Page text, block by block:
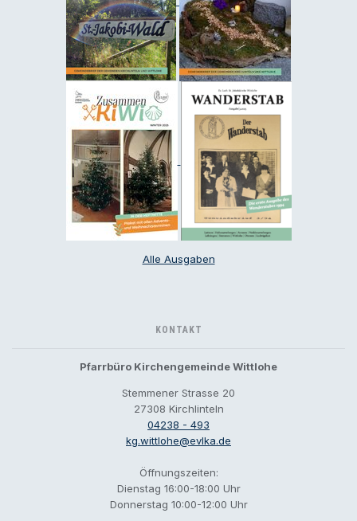
Alle Ausgaben
KONTAKT
Pfarrbüro Kirchengemeinde Wittlohe
Stemmener Strasse 20
27308 Kirchlinteln
04238 - 493
kg.wittlohe@evlka.de
Öffnungszeiten:
Dienstag 16:00-18:00 Uhr
Donnerstag 10:00-12:00 Uhr